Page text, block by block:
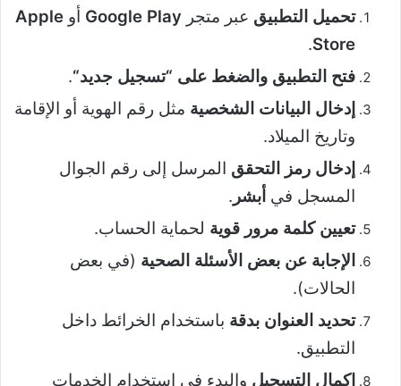
تحميل التطبيق عبر متجر Google Play أو Apple
Store
.
فتح التطبيق والضغط على “تسجيل جديد“
.
إدخال البيانات الشخصية مثل رقم الهوية أو الإقامة
وتاريخ الميلاد.
إدخال رمز التحقق المرسل إلى رقم الجوال
المسجل في أبشر .
تعيين كلمة مرور قوية لحماية الحساب.
الإجابة عن بعض الأسئلة الصحية (في بعض
الحالات).
تحديد العنوان بدقة باستخدام الخرائط داخل
التطبيق.
إكمال التسجيل والبدء في استخدام الخدمات